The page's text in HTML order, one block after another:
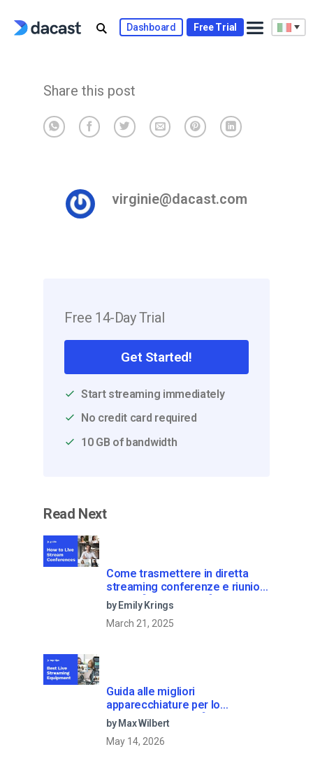
Dashboard Free Trial
Share this post
virginie@dacast.com
Free 14-Day Trial
Get Started!
Start streaming immediately
No credit card required
10 GB of bandwidth
Read Next
Come trasmettere in diretta
streaming conferenze e riunioni
virtuali [2021 Update]
by Emily Krings
March 21, 2025
Guida alle migliori
apparecchiature per lo
streaming dal vivo [2025
Update]
by Max Wilbert
May 14, 2026